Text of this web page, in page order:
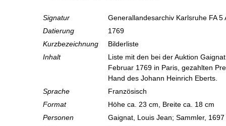
Signatur
Generallandesarchiv Karlsruhe FA
Datierung
1769
Kurzbezeichnung
Bilderliste
Inhalt
Liste mit den bei der Auktion
Februar 1769 in Paris, gezahlten
Hand des Johann Heinrich Eberts.
Sprache
Französisch
Format
Höhe ca. 23 cm, Breite ca. 18 cm
Personen
Gaignat, Louis Jean; Sammler,